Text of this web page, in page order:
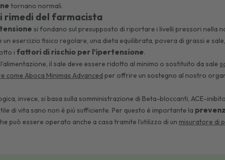
tornano normali.
rimedi del farmacista
si fondano sul presupposto di riportare i livelli pressori nella
esercizio fisico regolare, una dieta equilibrata, povera di grassi e
i fattori di rischio per l’ipertensione.
il sale deve essere ridotto al minimo o sostituito da sale
come Aboca Minimas Advanced per offrire un sostegno al nostro
invece, si basa sulla somministrazione di Beta-bloccanti, ACE-
di vita sano non è più sufficiente. Per questo è importante la
può essere operato anche a casa tramite l’utilizzo di un misuratore di